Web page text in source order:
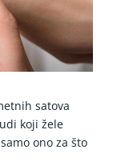
satova
koji žele
ono za što